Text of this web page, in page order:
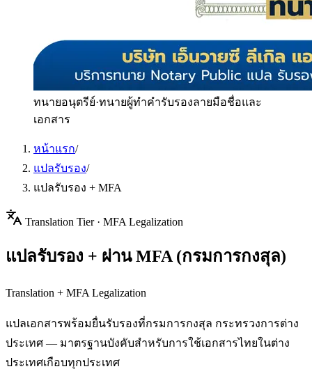
ทนายอนุตรีย์·ทนายผู้ทำคำรับรองลายมือชื่อและ
เอกสาร
หน้าแรก/
แปลรับรอง/
แปลรับรอง + MFA
Translation Tier · MFA Legalization
แปลรับรอง + ผ่าน MFA (กรมการกงสุล)
Translation + MFA Legalization
แปลเอกสารพร้อมยื่นรับรองที่กรมการกงสุล กระทรวงการต่าง
ประเทศ — มาตรฐานบังคับสำหรับการใช้เอกสารไทยในต่าง
ประเทศเกือบทุกประเทศ